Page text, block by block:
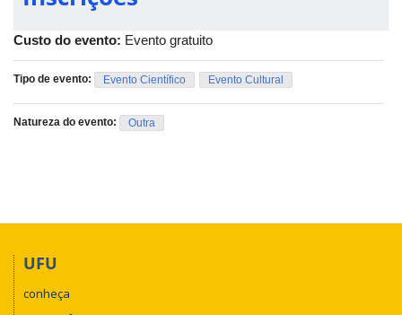
Custo do evento: Evento gratuito
Tipo de evento: Evento Científico Evento Cultural
Natureza do evento: Outra
UFU
conheça